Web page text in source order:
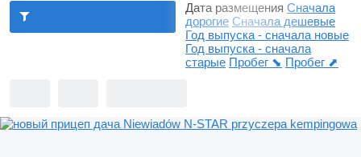
Дата размещения Сначала
дорогие Сначала дешевые
Год выпуска - сначала новые
Год выпуска - сначала
старые Пробег ⬊ Пробег ⬈